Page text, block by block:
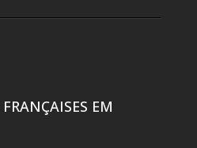
EM